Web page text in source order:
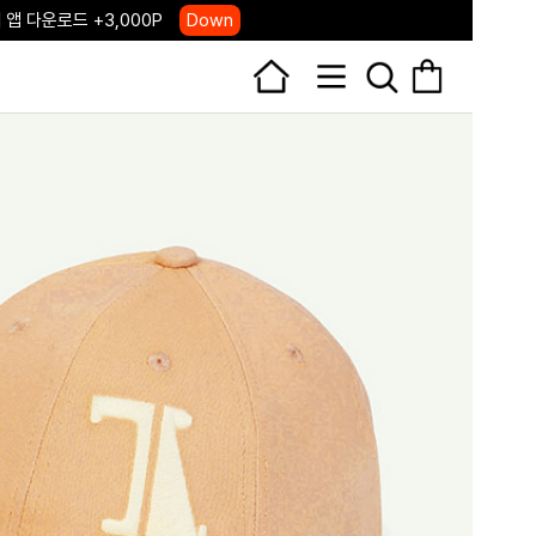
앱 다운로드 +3,000P Down
Click